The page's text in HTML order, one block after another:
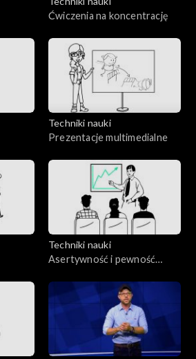
Ćwiczenia na koncentrację
Techniki nauki
Prezentacje multimedialne
Techniki nauki
Asertywność i pewność